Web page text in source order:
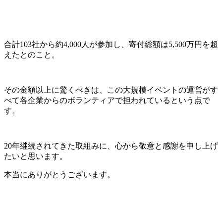
合計103社から約4,000人が参加し、寄付総額は5,500万円を超
えたとのこと。
その金額以上に驚くべきは、この大規模イベントの運営がす
べて各企業からのボランティアで担われているという点で
す。
20年継続されてきた取組みに、心から敬意と感謝を申し上げ
たいと思います。
本当にありがとうございます。